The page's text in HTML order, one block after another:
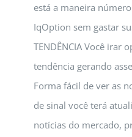
está a maneira
IqOption sem gastar
TENDÊNCIA Você irar
tendência gerando
Forma fácil de ver as
de sinal você terá
notícias do mercado,